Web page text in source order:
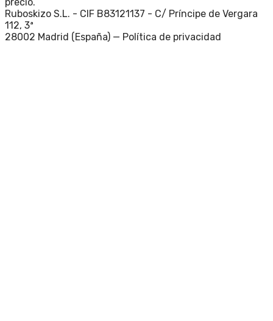
Ruboskizo S.L. - CIF B83121137 - C/ Príncipe de Vergara
112, 3ª
28002 Madrid (España) — Política de privacidad